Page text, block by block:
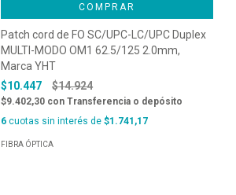
COMPRAR
Patch cord de FO SC/UPC-LC/UPC Duplex
MULTI-MODO OM1 62.5/125 2.0mm,
Marca YHT
$10.447
$14.924
$9.402,30 con Transferencia o depósito
6 cuotas sin interés de $1.741,17
FIBRA ÓPTICA